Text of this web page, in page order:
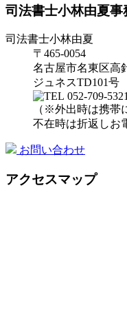
司法書士小林由夏事
司法書士小林由夏
〒465-0054
名古屋市名東区高
ジュネスTD101号
052-709-5321
（※外出時は携帯
不在時は折返しお
お問い合わせ
アクセスマップ